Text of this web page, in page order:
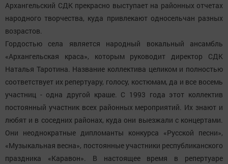
Архангельский СДК прекрасно выступает на районных отчетах
народного творчества, куда привлекают односельчан разных
возрастов.
Гордостью села является народный вокальный ансамбль
«Архангельская краса», которым руководит директор СДК
Наталья Таротина. Название коллектива целиком и полностью
соответствует их репертуару, голосу, костюмам, да и все восемь
участниц - одна другой краше. С 1993 года этот коллектив
постоянный участник всех районных мероприятий. Их знают и
любят и в соседних районах, куда они выезжали с концертами.
Они неоднократные дипломанты конкурса «Русской песни»,
«Музыкальная весна», постоянные участники республиканского
праздника «Каравон». В настоящее время в репертуаре